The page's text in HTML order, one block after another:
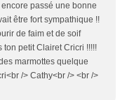
passé une bonne
être fort sympathique !!
de faim et de soif
ton petit Clairet Cricri !!!!!
marmottes quelque
/> Cathy<br /> <br />